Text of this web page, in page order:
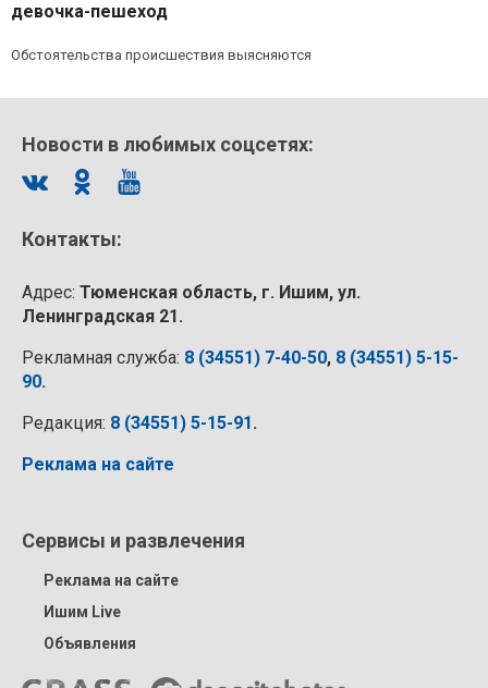
девочка-пешеход
Обстоятельства происшествия выясняются
Новости в любимых соцсетях:
Контакты:
Адрес: Тюменская область, г. Ишим, ул.
Ленинградская 21.
Рекламная служба: 8 (34551) 7-40-50, 8 (34551) 5-15-
90.
Редакция: 8 (34551) 5-15-91.
Реклама на сайте
Сервисы и развлечения
Реклама на сайте
Ишим Live
Объявления